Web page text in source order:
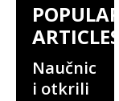
POPULAR
ARTICLES
Naučnic
i otkrili